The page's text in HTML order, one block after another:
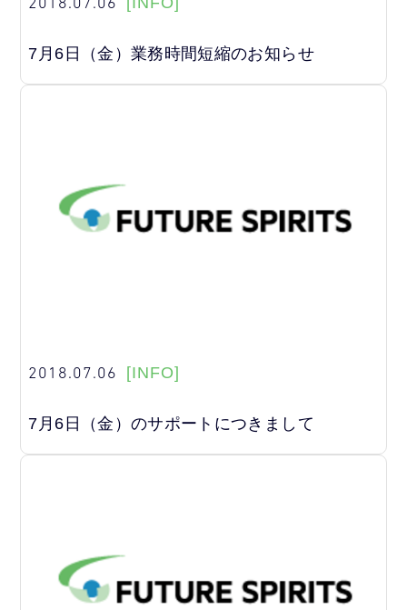
7月6日（金）業務時間短縮のお知らせ
2018.07.06 [INFO]
7月6日（金）のサポートにつきまして